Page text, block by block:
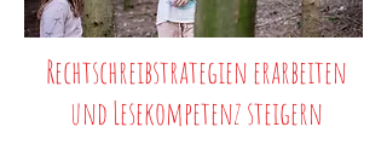
Rechtschreibstrategien erarbeiten
und Lesekompetenz steigern